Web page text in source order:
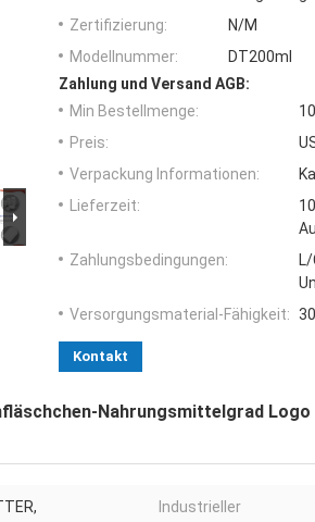
Zertifizierung:
N/M
Modellnummer:
DT200ml
Zahlung und Versand AGB:
Min Bestellmenge:
Preis:
Verpackung Informationen:
Lieferzeit:
Zahlungsbedingungen:
Versorgungsmaterial-Fähigkeit:
Kontakt
Nahrungsmittelgrad Logo
Industrieller